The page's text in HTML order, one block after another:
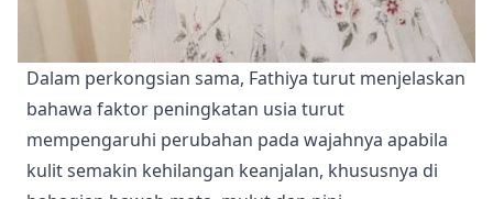
Dalam perkongsian sama, Fathiya turut menjelaskan
bahawa faktor peningkatan usia turut
mempengaruhi perubahan pada wajahnya apabila
kulit semakin kehilangan keanjalan, khususnya di